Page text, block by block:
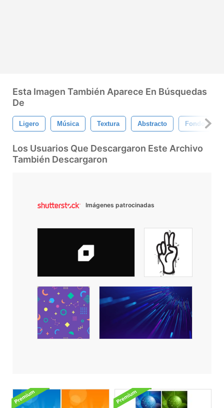
Esta Imagen También Aparece En Búsquedas
De
Ligero Música Textura Abstracto Fondo
Los Usuarios Que Descargaron Este Archivo
También Descargaron
Imágenes patrocinadas